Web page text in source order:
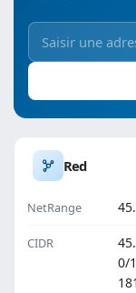
Red
NetRange
CIDR
0/